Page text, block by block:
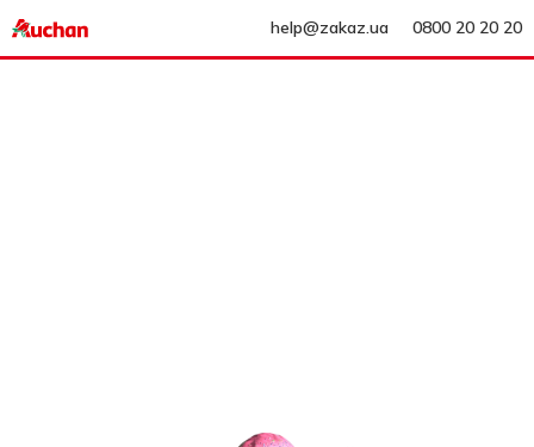
help@zakaz.ua 0800 20 20 20